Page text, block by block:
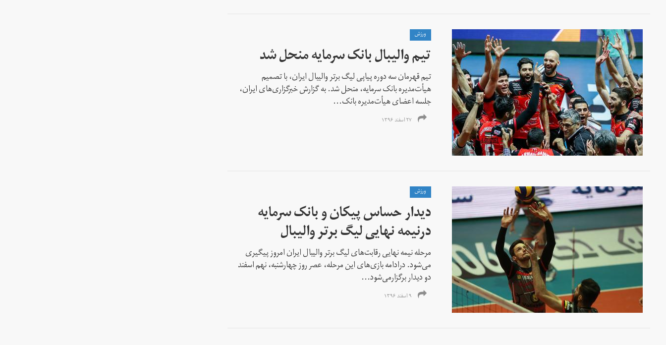
ورزش
تیم والیبال بانک سرمایه منحل شد
تیم قهرمان سه دوره پیاپی لیگ برتر والیبال ایران، با تصمیم
هیأت‌مدیره بانک سرمایه، منحل شد. به گزارش خبرگزاری‌های ایران،
جلسه اعضای هیأت‌مدیره بانک...
۲۷ اسفند ۱۳۹۶
ورزش
دیدار حساس پیکان و بانک سرمایه
درنیمه نهایی لیگ برتر والیبال
مرحله نیمه نهایی رقابت‌های لیگ برتر والیبال ایران امروز پیگیری
می‌شود. درادامه بازی‌های این مرحله، عصر روز چهارشنبه، نهم اسفند
دو دیدار برگزارمی‌شود...
۹ اسفند ۱۳۹۶